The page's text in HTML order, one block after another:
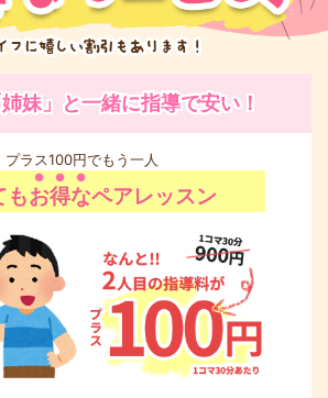
姉妹」と一緒に指導で安い！
プラス100円でもう一人
もお得なペアレッスン